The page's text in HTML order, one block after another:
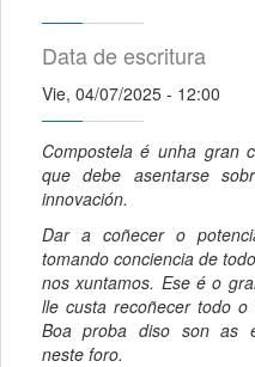
Data de escritura
Vie, 04/07/2025 - 12:00
Compostela é unha gran
que debe asentarse
innovación.
Dar a coñecer o
tomando conciencia de
nos xuntamos. Ese é o
lle custa recoñecer todo
Boa proba diso son as
neste foro.